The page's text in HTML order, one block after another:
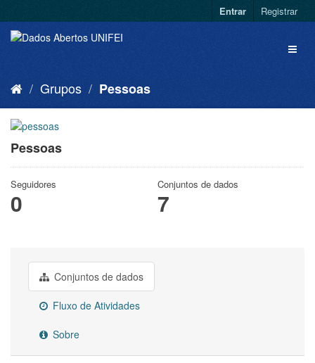
Entrar Registrar
Grupos Pessoas
Pessoas
Seguidores
0
Conjuntos de dados
7
Conjuntos de dados
Fluxo de Atividades
Sobre